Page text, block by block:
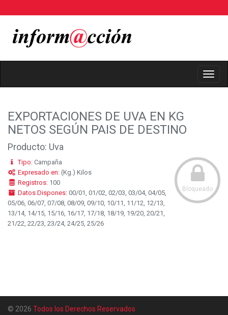
EXPORTACIONES DE UVA EN KG
NETOS SEGÚN PAIS DE DESTINO
Producto: Uva
Bloqueado
Tipo:Campaña
Expresado en:(Kg.) Kilos
Registros:100
Datos Dispones:00/01, 01/02, 02/03, 03/04, 04/05,
05/06, 06/07, 07/08, 08/09, 09/10, 10/11, 11/12, 12/13,
13/14, 14/15, 15/16, 16/17, 17/18, 18/19, 19/20, 20/21,
21/22, 22/23, 23/24, 24/25, 25/26
© 2026 Todos los Derechos Reservados